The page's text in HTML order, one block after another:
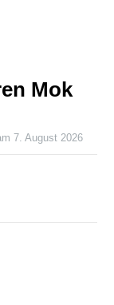
Mok
7. August 2026